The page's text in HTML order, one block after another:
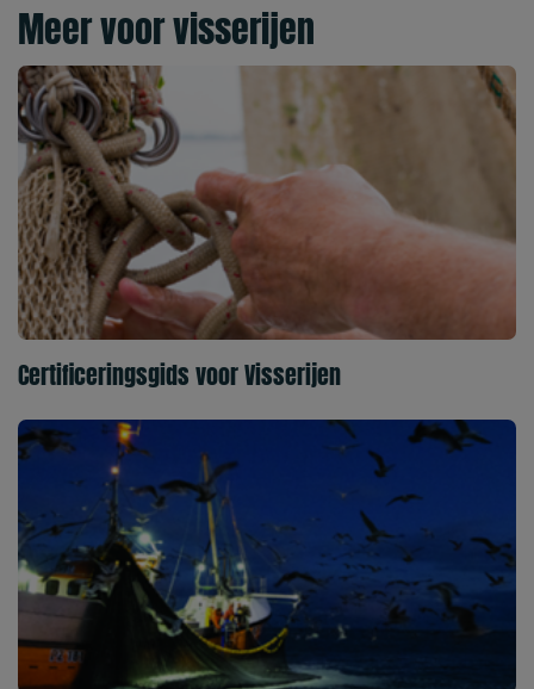
Meer voor visserijen
Certificeringsgids voor Visserijen